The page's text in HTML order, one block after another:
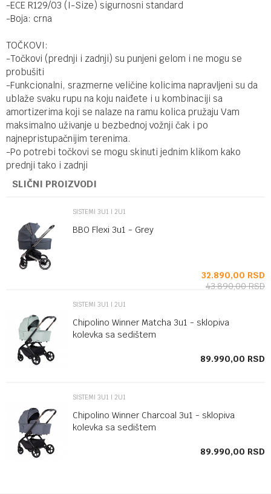
-ECE R129/03 (I-Size) sigurnosni standard
-Boja: crna
TOČKOVI:
-Točkovi (prednji i zadnji) su punjeni gelom i ne mogu se
probušiti
-Funkcionalni, srazmerne veličine kolicima napravljeni su da
ublaže svaku rupu na koju naiđete i u kombinaciji sa
amortizerima koji se nalaze na ramu kolica pružaju Vam
maksimalno uživanje u bezbednoj vožnji čak i po
najnepristupačnijim terenima.
-Po potrebi točkovi se mogu skinuti jednim klikom kako
prednji tako i zadnji
SLIČNI PROIZVODI
SISTEMI 3U1 I 2U1
BBO Flexi 3u1 - Grey
32.890,00 RSD
43.890,00RSD
SISTEMI 3U1 I 2U1
Chipolino Winner Matcha 3u1 - sklopiva
kolevka sa sedištem
89.990,00 RSD
SISTEMI 3U1 I 2U1
Chipolino Winner Charcoal 3u1 - sklopiva
kolevka sa sedištem
89.990,00 RSD